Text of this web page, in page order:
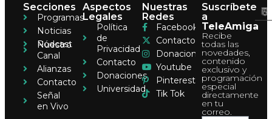
Secciones
Programas
Noticias
Pódcast
Nuestro
Canal
Alianzas
Contacto
Señal
en Vivo
Aspectos
Legales
Política
de
Privacidad
Contacto
Donaciones
Universidad
Nuestras
Redes
Facebook
Contacto
Donaciones
Youtube
Pinterest
Tik Tok
Suscríbete
a
TeleAmiga
Recibe
todas las
novedades,
contenido
exclusivo y
programación
especial
directamente
en tu
correo.